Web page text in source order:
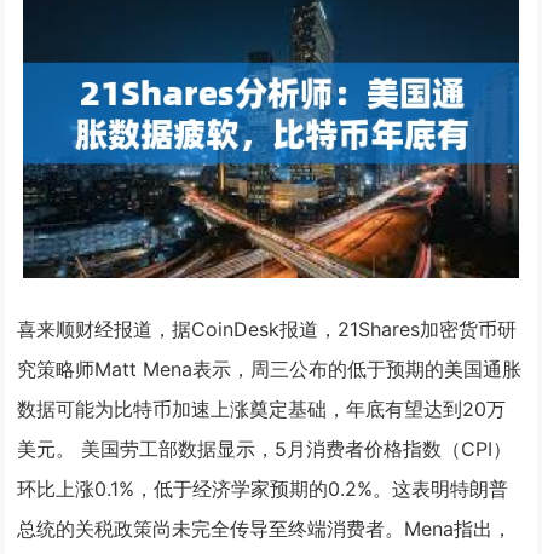
喜来顺财经报道，据CoinDesk报道，21Shares加密货币研
究策略师Matt Mena表示，周三公布的低于预期的美国通胀
数据可能为比特币加速上涨奠定基础，年底有望达到20万
美元。 美国劳工部数据显示，5月消费者价格指数（CPI）
环比上涨0.1%，低于经济学家预期的0.2%。这表明特朗普
总统的关税政策尚未完全传导至终端消费者。Mena指出，